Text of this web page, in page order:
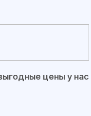
цены у нас